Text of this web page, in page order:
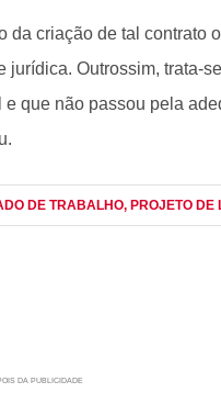
da criação de tal contrato
Outrossim, trata-
que não passou pela
DE TRABALHO, PROJETO DE